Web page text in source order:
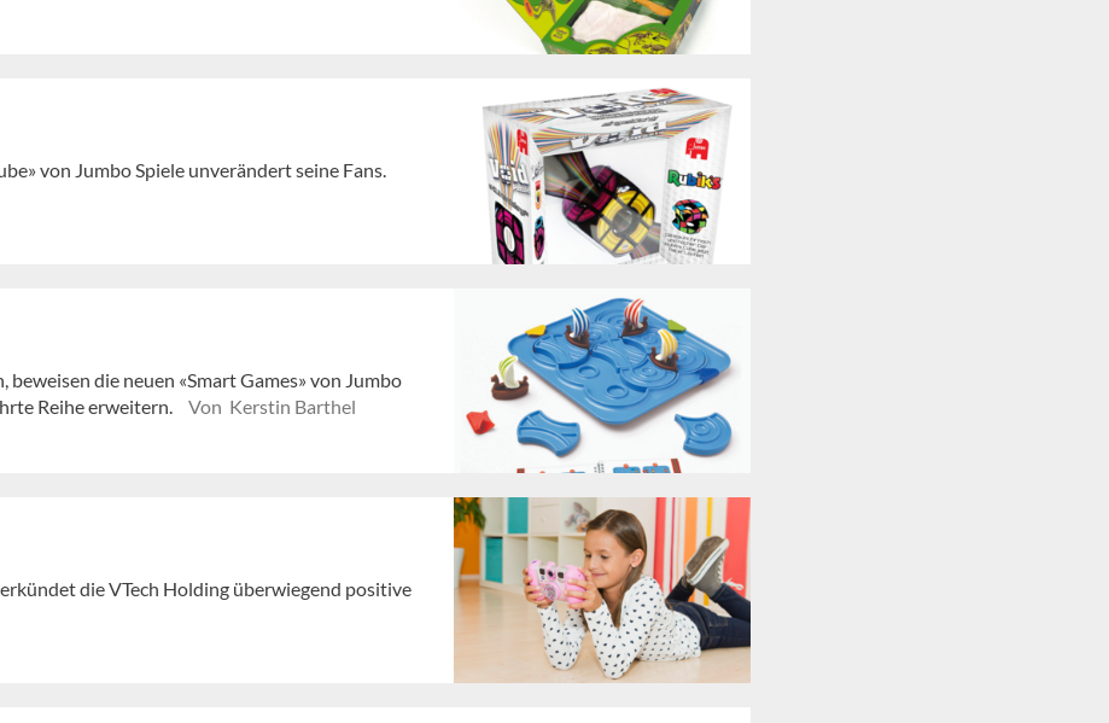
von Jumbo Spiele unverändert seine Fans.
die neuen «Smart Games» von Jumbo
Reihe erweitern.
Von Kerstin Barthel
die VTech Holding überwiegend positive